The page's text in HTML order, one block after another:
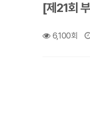
[제21회
6,100회